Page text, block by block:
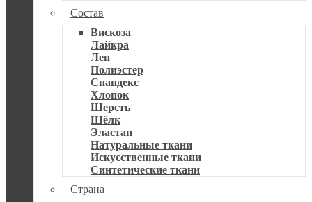
Состав
Вискоза
Лайкра
Лен
Полиэстер
Спандекс
Хлопок
Шерсть
Шёлк
Эластан
Натуральные ткани
Искусственные ткани
Синтетические ткани
Страна